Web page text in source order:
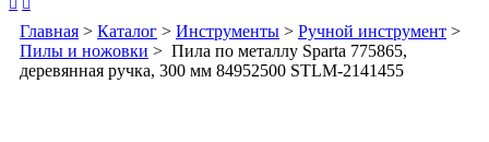
 
Главная > Каталог > Инструменты > Ручной инструмент >
Пилы и ножовки > Пила по металлу Sparta 775865,
деревянная ручка, 300 мм 84952500 STLM-2141455